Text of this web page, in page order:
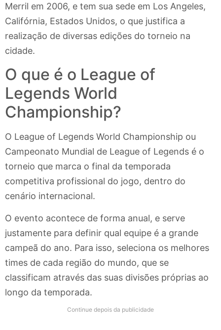
Merril em 2006, e tem sua sede em Los Angeles,
Califórnia, Estados Unidos, o que justifica a
realização de diversas edições do torneio na
cidade.
O que é o League of
Legends World
Championship?
O League of Legends World Championship ou
Campeonato Mundial de League of Legends é o
torneio que marca o final da temporada
competitiva profissional do jogo, dentro do
cenário internacional.
O evento acontece de forma anual, e serve
justamente para definir qual equipe é a grande
campeã do ano. Para isso, seleciona os melhores
times de cada região do mundo, que se
classificam através das suas divisões próprias ao
longo da temporada.
Continue depois da publicidade